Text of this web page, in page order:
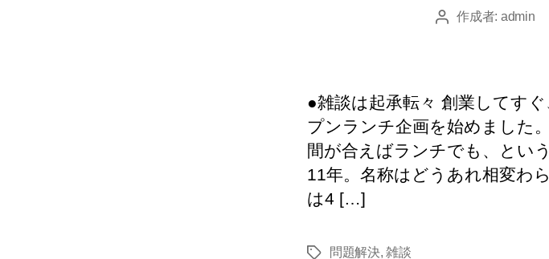
投 作成者: admin
●雑談は起承転々 創業してす
プンランチ企画を始めました
間が合えばランチでも、とい
11年。名称はどうあれ相変わ
は4 […]
タ
問題解決,雑談